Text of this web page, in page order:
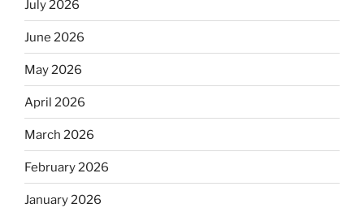
July 2026
June 2026
May 2026
April 2026
March 2026
February 2026
January 2026